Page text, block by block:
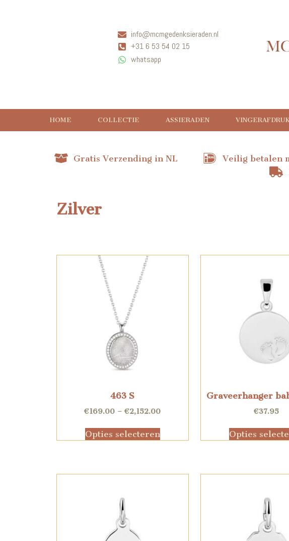
info@mcmgedenksieraden.nl
+31 6 53 54 02 15
whatsapp
HOME COLLECTIE ASSIERADEN
Gratis Verzending in NL Veilig betalen
Zilver
463 S
€169.00 –€2,152.00
Opties selecteren
Graveerhanger
€37.95
Opties